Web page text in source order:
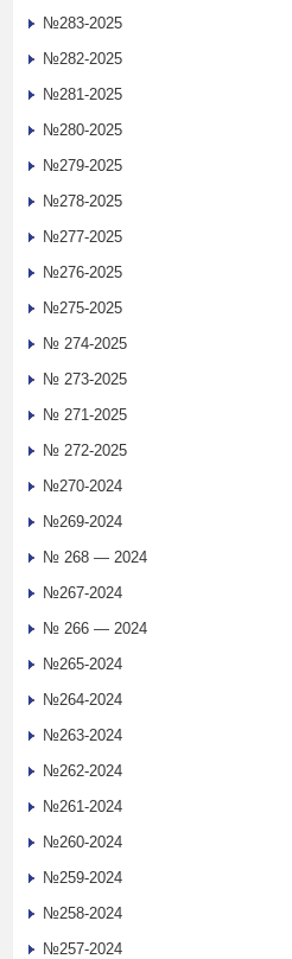
№283-2025
№282-2025
№281-2025
№280-2025
№279-2025
№278-2025
№277-2025
№276-2025
№275-2025
№ 274-2025
№ 273-2025
№ 271-2025
№ 272-2025
№270-2024
№269-2024
№ 268 — 2024
№267-2024
№ 266 — 2024
№265-2024
№264-2024
№263-2024
№262-2024
№261-2024
№260-2024
№259-2024
№258-2024
№257-2024